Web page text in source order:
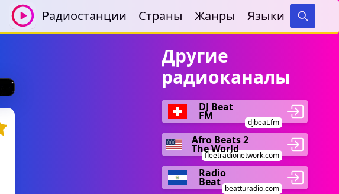
Радиостанции Страны Жанры Языки
Search
Другие
радиоканалы
DJ Beat
FM
djbeat.fm
Afro Beats 2
The World
fleetradionetwork.com
Radio
Beat
beatturadio.com